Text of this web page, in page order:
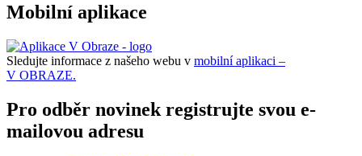
Mobilní aplikace
Sledujte informace z našeho webu v mobilní aplikaci –
V OBRAZE.
Pro odběr novinek registrujte svou e-
mailovou adresu